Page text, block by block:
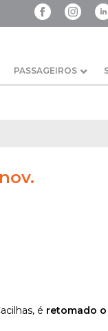
PASSAGEIROS
é retomado